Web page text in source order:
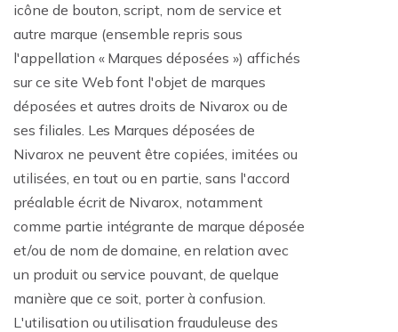
icône de bouton, script, nom de service et
autre marque (ensemble repris sous
l'appellation « Marques déposées ») affichés
sur ce site Web font l'objet de marques
déposées et autres droits de Nivarox ou de
ses filiales. Les Marques déposées de
Nivarox ne peuvent être copiées, imitées ou
utilisées, en tout ou en partie, sans l'accord
préalable écrit de Nivarox, notamment
comme partie intégrante de marque déposée
et/ou de nom de domaine, en relation avec
un produit ou service pouvant, de quelque
manière que ce soit, porter à confusion.
L'utilisation ou utilisation frauduleuse des